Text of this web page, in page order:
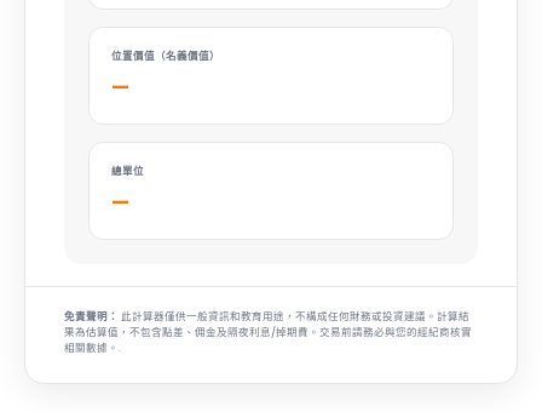
位置價值（名義價值）
—
總單位
—
免責聲明： 此計算器僅供一般資訊和教育用途，不構成任何財務或投資建議。計算結
果為估算值，不包含點差、佣金及隔夜利息/掉期費。交易前請務必與您的經紀商核實
相關數據。.